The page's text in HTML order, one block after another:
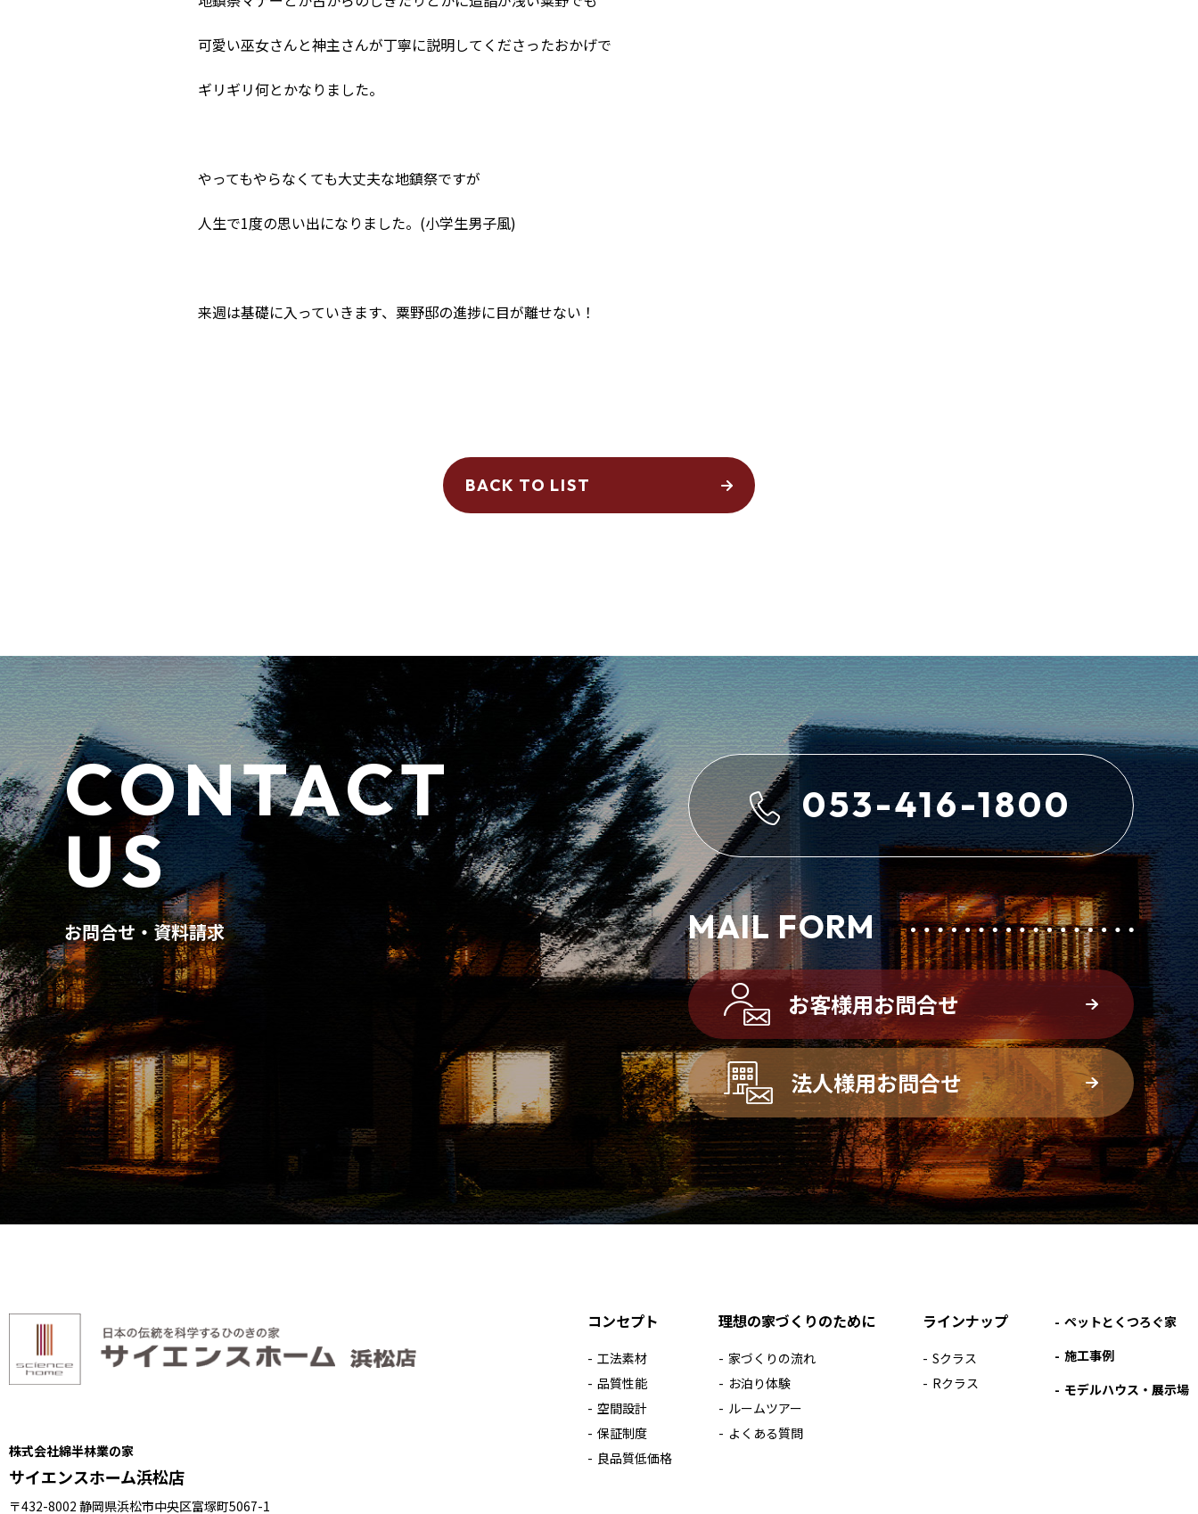
可愛い巫女さんと神主さんが丁寧に説明してくださったおかげで
ギリギリ何とかなりました。
やってもやらなくても大丈夫な地鎮祭ですが
人生で1度の思い出になりました。(小学生男子風)
来週は基礎に入っていきます、粟野邸の進捗に目が離せない！
BACK TO LIST
CONTACT
US
お問合せ・資料請求
053-416-1800
MAIL FORM
お客様用お問合せ
法人様用お問合せ
コンセプト
工法素材
品質性能
空間設計
保証制度
良品質低価格
理想の家づくりのために
家づくりの流れ
お泊り体験
ルームツアー
よくある質問
ラインナップ
Sクラス
Rクラス
ペットとくつろぐ家
施工事例
モデルハウス・展示場
株式会社綿半林業の家
サイエンスホーム浜松店
〒432-8002 静岡県浜松市中央区富塚町5067-1